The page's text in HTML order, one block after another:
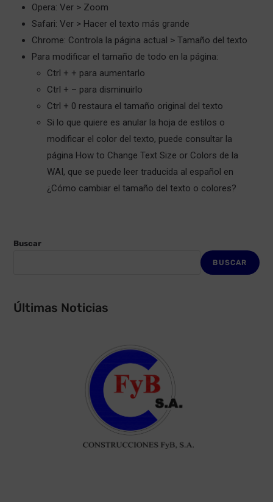
Opera: Ver > Zoom
Safari: Ver > Hacer el texto más grande
Chrome: Controla la página actual > Tamaño del texto
Para modificar el tamaño de todo en la página:
Ctrl + + para aumentarlo
Ctrl + – para disminuirlo
Ctrl + 0 restaura el tamaño original del texto
Si lo que quiere es anular la hoja de estilos o
modificar el color del texto, puede consultar la
página How to Change Text Size or Colors de la
WAI, que se puede leer traducida al español en
¿Cómo cambiar el tamaño del texto o colores?
Buscar
BUSCAR
Últimas Noticias